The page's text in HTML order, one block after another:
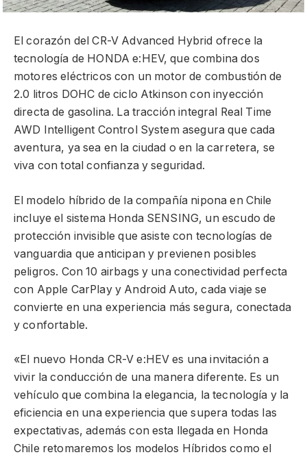
El corazón del CR-V Advanced Hybrid ofrece la
tecnología de HONDA e:HEV, que combina dos
motores eléctricos con un motor de combustión de
2.0 litros DOHC de ciclo Atkinson con inyección
directa de gasolina. La tracción integral Real Time
AWD Intelligent Control System asegura que cada
aventura, ya sea en la ciudad o en la carretera, se
viva con total confianza y seguridad.
El modelo híbrido de la compañía nipona en Chile
incluye el sistema Honda SENSING, un escudo de
protección invisible que asiste con tecnologías de
vanguardia que anticipan y previenen posibles
peligros. Con 10 airbags y una conectividad perfecta
con Apple CarPlay y Android Auto, cada viaje se
convierte en una experiencia más segura, conectada
y confortable.
«El nuevo Honda CR-V e:HEV es una invitación a
vivir la conducción de una manera diferente. Es un
vehículo que combina la elegancia, la tecnología y la
eficiencia en una experiencia que supera todas las
expectativas, además con esta llegada en Honda
Chile retomaremos los modelos Híbridos como el